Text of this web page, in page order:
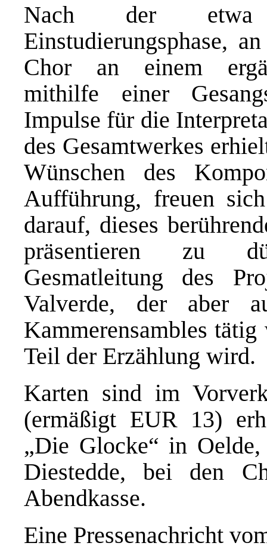
Nach der etwa
Einstudierungsphase,
Chor an einem
mithilfe einer
Impulse für die
des Gesamtwerkes
Wünschen des
Aufführung, freuen
darauf, dieses
präsentieren zu
Gesmatleitung des
Valverde, der aber
Kammerensambles
Teil der Erzählung wird.
Karten sind im
(ermäßigt EUR 13)
„Die Glocke“ in
Diestedde, bei den
Abendkasse.
Eine Pressenachricht